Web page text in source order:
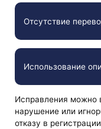
Отсутствие
Использование
Исправления можно
нарушение или
отказу в